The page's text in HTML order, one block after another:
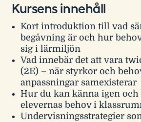
Kursens innehåll
Kort introduktion till vad
begåvning är och hur
sig i lärmiljön
Vad innebär det att vara
(2E) – när styrkor och
anpassningar samexisterar
Hur du kan känna igen och
elevernas behov i
Undervisningsstrategier